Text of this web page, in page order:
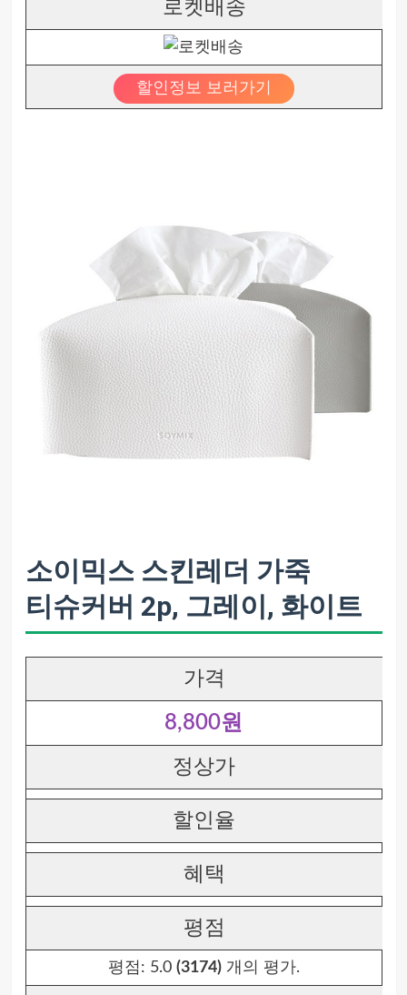
로켓배송
할인정보 보러가기
소이믹스 스킨레더 가죽
티슈커버 2p, 그레이, 화이트
가격
8,800원
정상가
할인율
혜택
평점
평점: 5.0 (3174)개의 평가.